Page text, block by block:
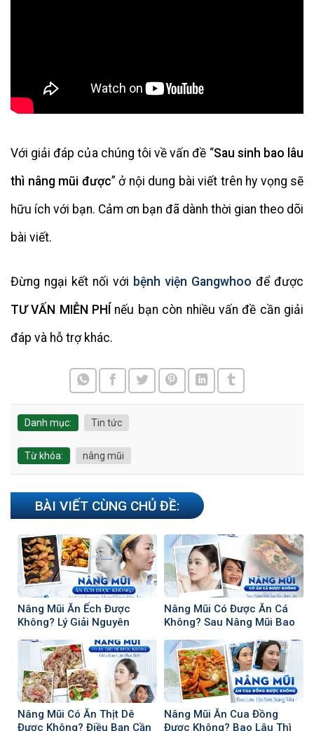
Với giải đáp của chúng tôi về vấn đề “Sau sinh bao lâu
thì nâng mũi được” ở nội dung bài viết trên hy vọng sẽ
hữu ích với bạn. Cảm ơn bạn đã dành thời gian theo dõi
bài viết.
Đừng ngại kết nối với bệnh viện Gangwhoo để được
TƯ VẤN MIỄN PHÍ nếu bạn còn nhiều vấn đề cần giải
đáp và hỗ trợ khác.
Danh mục: Tin tức
Từ khóa: nâng mũi
BÀI VIẾT CÙNG CHỦ ĐỀ:
Nâng Mũi Ăn Ếch Được
Không? Lý Giải Nguyên
Nâng Mũi Có Được Ăn Cá
Không? Sau Nâng Mũi Bao
Nâng Mũi Có Ăn Thịt Dê
Được Không? Điều Bạn Cần
Nâng Mũi Ăn Cua Đồng
Được Không? Bao Lâu Thì